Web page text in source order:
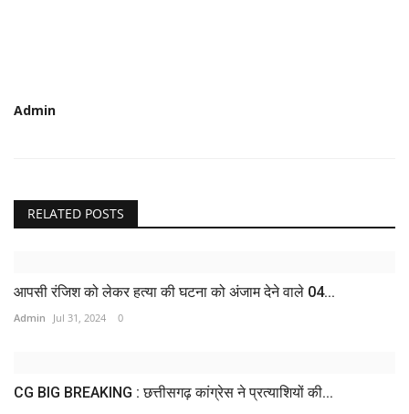
Admin
RELATED POSTS
आपसी रंजिश को लेकर हत्या की घटना को अंजाम देने वाले 04...
Admin Jul 31, 2024 0
CG BIG BREAKING : छत्तीसगढ़ कांग्रेस ने प्रत्याशियों की...